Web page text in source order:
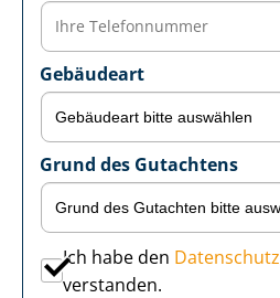
Gebäudeart
Grund des Gutachtens
Ich habe den Datenschutz
verstanden.